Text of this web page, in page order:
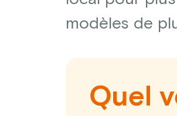
modèles de
Quel